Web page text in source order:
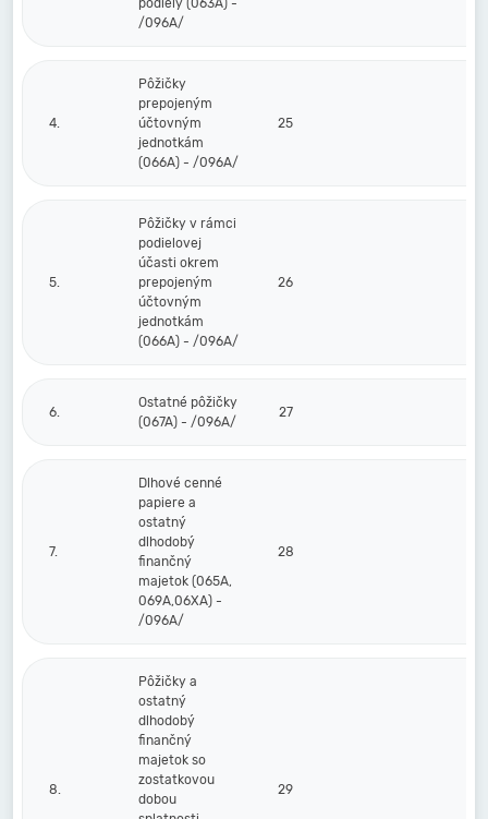
podiely (063A) -
/096A/
4.
Pôžičky
prepojeným
účtovným
jednotkám
(066A) - /096A/
25
5.
Pôžičky v rámci
podielovej
účasti okrem
prepojeným
účtovným
jednotkám
(066A) - /096A/
26
6.
Ostatné pôžičky
(067A) - /096A/
27
7.
Dlhové cenné
papiere a
ostatný
dlhodobý
finančný
majetok (065A,
069A,06XA) -
/096A/
28
8.
Pôžičky a
ostatný
dlhodobý
finančný
majetok so
zostatkovou
dobou
29